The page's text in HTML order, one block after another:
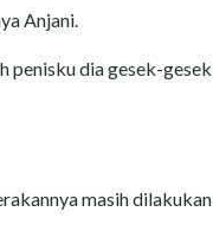
Anjani.
penisku dia gesek-
masih